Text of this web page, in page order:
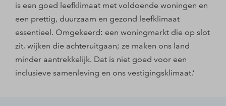
is een goed leefklimaat met voldoende woningen en
een prettig, duurzaam en gezond leefklimaat
essentieel. Omgekeerd: een woningmarkt die op slot
zit, wijken die achteruitgaan; ze maken ons land
minder aantrekkelijk. Dat is niet goed voor een
inclusieve samenleving en ons vestigingsklimaat.’